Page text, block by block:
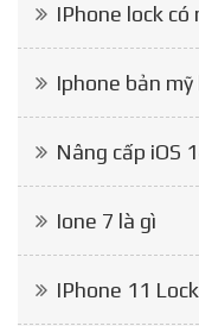
IPhone lock có
Iphone bản
Nâng cấp iOS
Ione 7 là gì
IPhone 11